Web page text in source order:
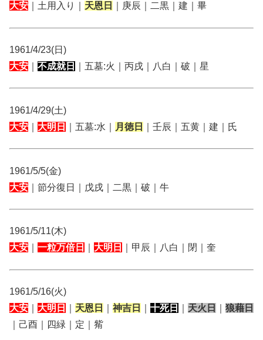
大安 ｜土用入り｜ 天恩日 ｜庚辰｜二黒｜建｜畢
1961/4/23(日)
大安
不成就日 ｜五墓:火｜丙戌｜八白｜破｜星
1961/4/29(土)
大安
大明日 ｜五墓:水｜ 月徳日 ｜壬辰｜五黄｜建｜氏
1961/5/5(金)
大安 ｜節分復日｜戊戌｜二黒｜破｜牛
1961/5/11(木)
大安
一粒万倍日 大明日 ｜甲辰｜八白｜閉｜奎
1961/5/16(火)
大安
大明日 天恩日 神吉日 十死日 天火日
狼藉日
｜己酉｜四緑｜定｜觜